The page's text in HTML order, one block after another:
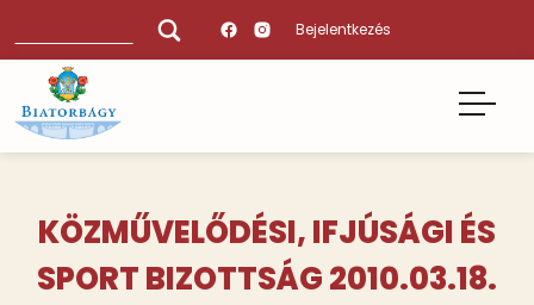
tartalomra
Bejelentkezés
KÖZMŰVELŐDÉSI, IFJÚSÁGI ÉS
SPORT BIZOTTSÁG 2010.03.18.